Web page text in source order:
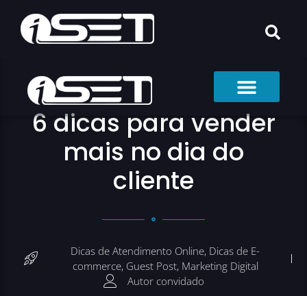
6 dicas para vender
mais no dia do
cliente
Dicas de Atendimento Online, Dicas de E-
commerce, Guest Post, Marketing Digital
Autor convidado